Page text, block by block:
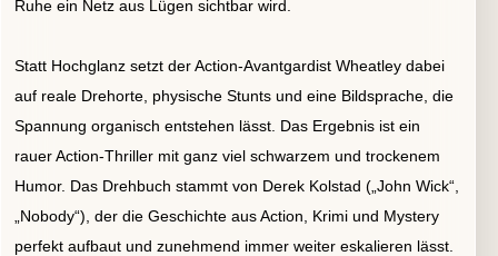
Ruhe ein Netz aus Lügen sichtbar wird.
Statt Hochglanz setzt der Action-Avantgardist Wheatley dabei
auf reale Drehorte, physische Stunts und eine Bildsprache, die
Spannung organisch entstehen lässt. Das Ergebnis ist ein
rauer Action-Thriller mit ganz viel schwarzem und trockenem
Humor. Das Drehbuch stammt von Derek Kolstad („John Wick“,
„Nobody“), der die Geschichte aus Action, Krimi und Mystery
perfekt aufbaut und zunehmend immer weiter eskalieren lässt.